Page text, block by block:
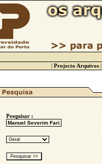
| Projecto Arquivos |
Pesquisar :